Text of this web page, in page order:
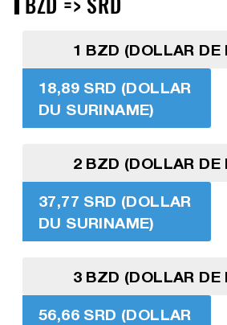
1 BZD (DOLLAR DE
18,89 SRD (DOLLAR
DU SURINAME)
2 BZD (DOLLAR DE
37,77 SRD (DOLLAR
DU SURINAME)
3 BZD (DOLLAR DE
56,66 SRD (DOLLAR